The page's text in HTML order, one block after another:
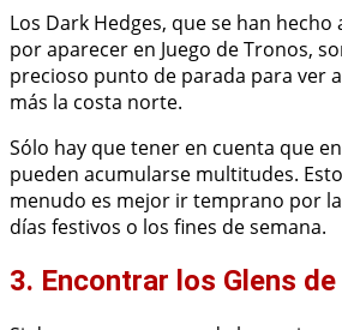
Los Dark Hedges, que se han
por aparecer en Juego de Tronos,
precioso punto de parada para ver
más la costa norte.
Sólo hay que tener en cuenta que
pueden acumularse multitudes.
menudo es mejor ir temprano por
días festivos o los fines de semana.
3. Encontrar los Glens